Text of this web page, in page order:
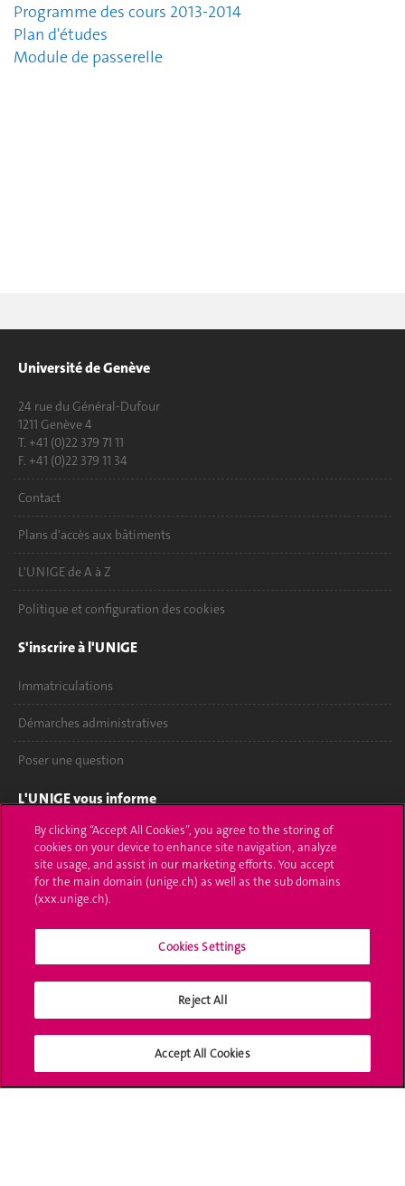
Programme des cours 2013-2014
Plan d'études
Module de passerelle
Université de Genève
24 rue du Général-Dufour
1211 Genève 4
T. +41 (0)22 379 71 11
F. +41 (0)22 379 11 34
Contact
Plans d'accès aux bâtiments
L'UNIGE de A à Z
Politique et configuration des cookies
S'inscrire à l'UNIGE
Immatriculations
Démarches administratives
Poser une question
L'UNIGE vous informe
UNIGE Mobile
Médias
Offres d'emploi
Calendrier académique
Médias sociaux UNIGE
By clicking “Accept All Cookies”, you agree to the storing of
cookies on your device to enhance site navigation, analyze
site usage, and assist in our marketing efforts. You accept
for the main domain (unige.ch) as well as the sub domains
(xxx.unige.ch).
Cookies Settings
Reject All
Accept All Cookies